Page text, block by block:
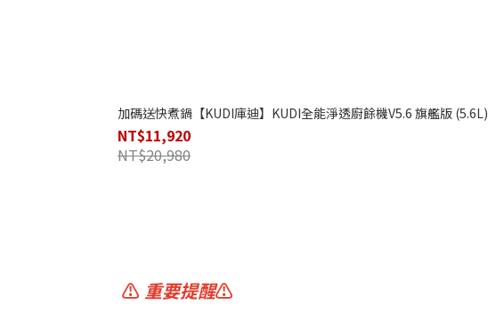
加碼送快煮鍋【KUDI庫迪】KUDI全能淨透廚餘機V5.6 旗艦版 (5.6L)
NT$11,920
NT$20,980
⚠️ 重要提醒⚠️